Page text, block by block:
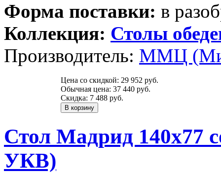
Форма поставки: в
Коллекция: Столы
Производитель: ММЦ
Цена со скидкой: 29 952 руб.
Обычная цена: 37 440 руб.
Скидка: 7 488 руб.
Стол Мадрид 140х77
УКВ)